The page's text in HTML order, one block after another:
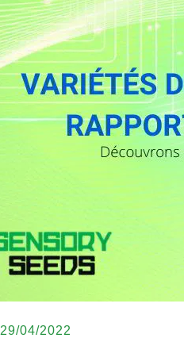
29/04/2022